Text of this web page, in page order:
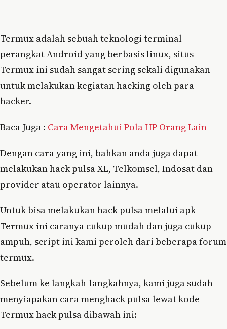
Termux adalah sebuah teknologi terminal
perangkat Android yang berbasis linux, situs
Termux ini sudah sangat sering sekali digunakan
untuk melakukan kegiatan hacking oleh para
hacker.
Baca Juga : Cara Mengetahui Pola HP Orang Lain
Dengan cara yang ini, bahkan anda juga dapat
melakukan hack pulsa XL, Telkomsel, Indosat dan
provider atau operator lainnya.
Untuk bisa melakukan hack pulsa melalui apk
Termux ini caranya cukup mudah dan juga cukup
ampuh, script ini kami peroleh dari beberapa forum
termux.
Sebelum ke langkah-langkahnya, kami juga sudah
menyiapakan cara menghack pulsa lewat kode
Termux hack pulsa dibawah ini: